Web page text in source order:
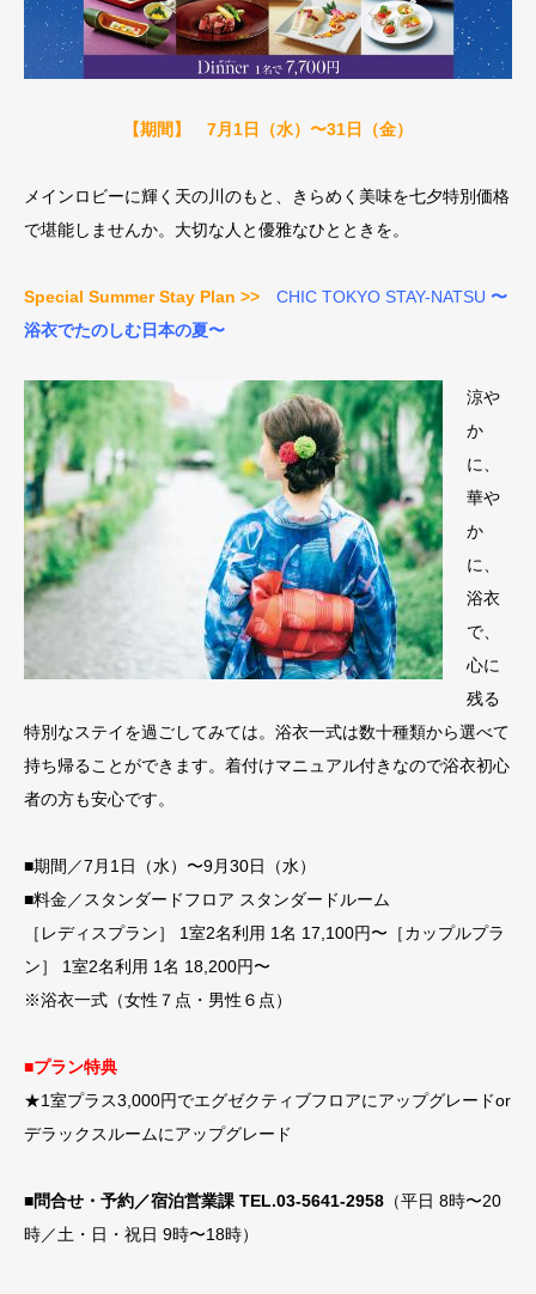
【期間】 7月1日（水）〜31日（金）
メインロビーに輝く天の川のもと、きらめく美味を七夕特別価格
で堪能しませんか。大切な人と優雅なひとときを。
Special Summer Stay Plan >> CHIC TOKYO STAY-NATSU 〜
浴衣でたのしむ日本の夏〜
涼や
か
に、
華や
か
に、
浴衣
で、
心に
残る
特別なステイを過ごしてみては。浴衣一式は数十種類から選べて
持ち帰ることができます。着付けマニュアル付きなので浴衣初心
者の方も安心です。
■期間／7月1日（水）〜9月30日（水）
■料金／スタンダードフロア スタンダードルーム
［レディスプラン］ 1室2名利用 1名 17,100円〜［カップルプラ
ン］ 1室2名利用 1名 18,200円〜
※浴衣一式（女性７点・男性６点）
■プラン特典
★1室プラス3,000円でエグゼクティブフロアにアップグレードor
デラックスルームにアップグレード
■問合せ・予約／宿泊営業課 TEL.03-5641-2958 （平日 8時〜20
時／土・日・祝日 9時〜18時）